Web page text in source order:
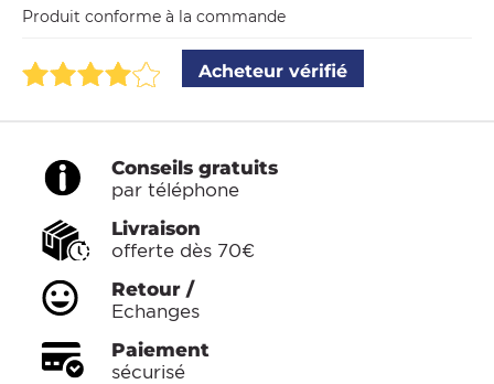
Produit conforme à la commande
Acheteur vérifié
Conseils gratuits
par téléphone
Livraison
offerte dès 70€
Retour /
Echanges
Paiement
sécurisé